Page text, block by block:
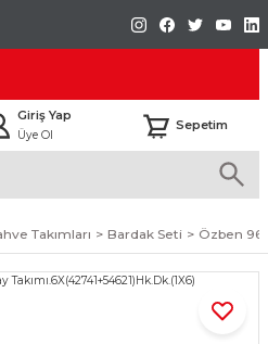
Giriş Yap
Üye Ol
Sepetim
Takımları Bardak Seti Özben